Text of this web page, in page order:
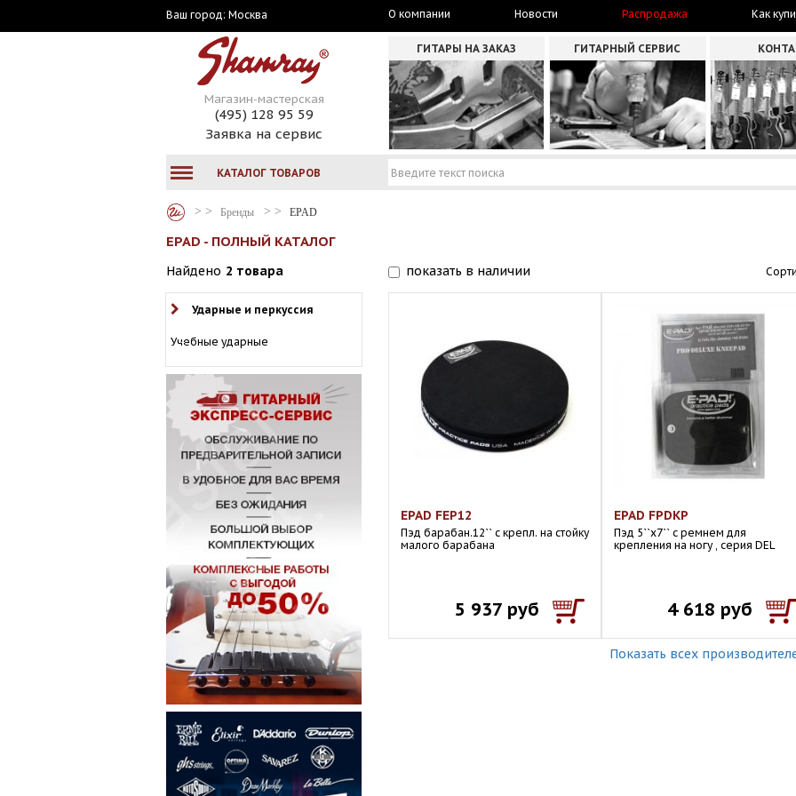
Ваш город: Москва О компании Новости Распродажа Как
Магазин-мастерская
(495) 128 95 59
Заявка на сервис
ГИТАРЫ НА ЗАКАЗ ГИТАРНЫЙ СЕРВИС
КАТАЛОГ ТОВАРОВ
Бренды EPAD
EPAD - ПОЛНЫЙ КАТАЛОГ
Найдено 2 товара показать в наличии
Ударные и перкуссия
Учебные ударные
EPAD FEP12
Пэд барабан.12`` с крепл. на стойку
малого барабана
5 937 руб
EPAD FPDKP
Пэд 5``х7`` с ремнем для
крепления на ногу , серия DEL
4 618 руб
Показать всех